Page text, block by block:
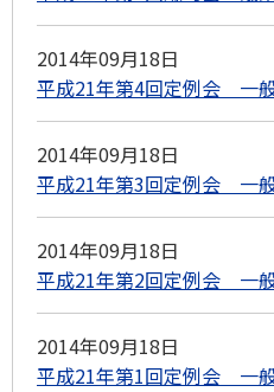
2014年09月18日
平成21年第4回定例会 一
2014年09月18日
平成21年第3回定例会 一
2014年09月18日
平成21年第2回定例会 一
2014年09月18日
平成21年第1回定例会 一